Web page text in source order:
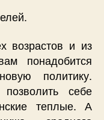
возрастов и из
понадобится
политику.
себе
теплые. А